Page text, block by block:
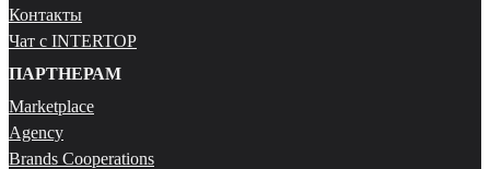
Контакты
Чат с INTERTOP
ПАРТНЕРАМ
Marketplace
Agency
Brands Cooperations